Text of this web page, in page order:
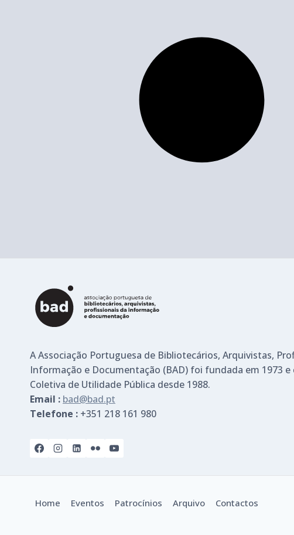
A Associação Portuguesa de Bibliotecários, Arquivistas,
Informação e Documentação (BAD) foi fundada em 1973 e
Coletiva de Utilidade Pública desde 1988.
Email : bad@bad.pt
Telefone : +351 218 161 980
Home Eventos Patrocínios Arquivo Contactos